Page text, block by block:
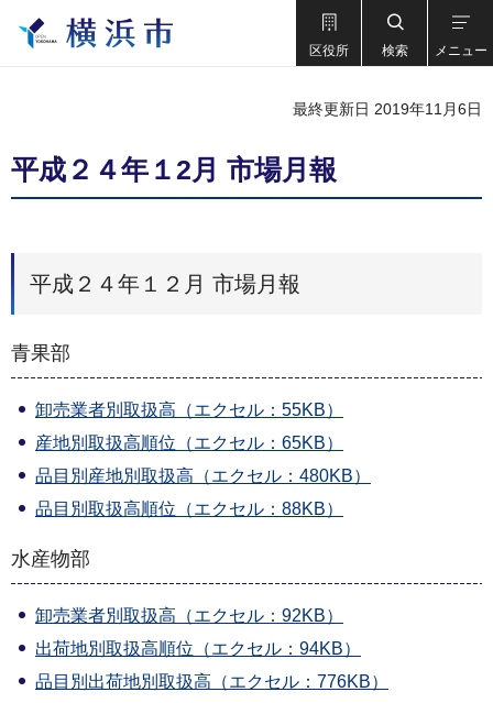
区役所 検索 メニュー
最終更新日 2019年11月6日
平成２４年１2月 市場月報
平成２４年１２月 市場月報
青果部
卸売業者別取扱高（エクセル：55KB）
産地別取扱高順位（エクセル：65KB）
品目別産地別取扱高（エクセル：480KB）
品目別取扱高順位（エクセル：88KB）
水産物部
卸売業者別取扱高（エクセル：92KB）
出荷地別取扱高順位（エクセル：94KB）
品目別出荷地別取扱高（エクセル：776KB）